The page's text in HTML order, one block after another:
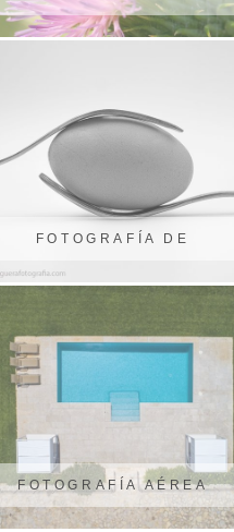
FOTOGRAFÍA DE
PRODUCTOS
FOTOGRAFÍA AÉREA